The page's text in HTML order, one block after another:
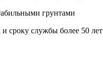
грунтами
сроку службы более 50 лет